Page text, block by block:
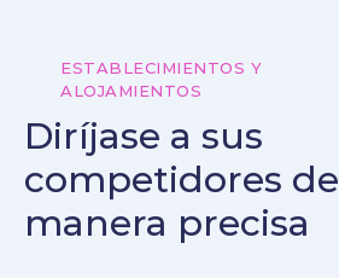
ESTABLECIMIENTOS Y
ALOJAMIENTOS
Diríjase a sus
competidores de
manera precisa